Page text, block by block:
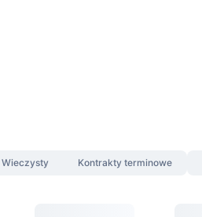
Wieczysty Kontrakty terminowe